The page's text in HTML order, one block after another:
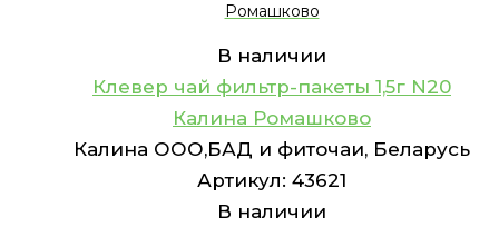
Ромашково
В наличии
Клевер чай фильтр-пакеты 1,5г N20
Калина Ромашково
Калина ООО,БАД и фиточаи, Беларусь
Артикул: 43621
В наличии